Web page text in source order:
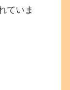
ていま